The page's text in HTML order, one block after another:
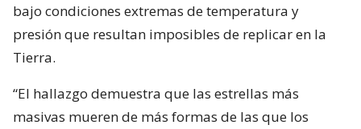
bajo condiciones extremas de temperatura y
presión que resultan imposibles de replicar en la
Tierra.
“El hallazgo demuestra que las estrellas más
masivas mueren de más formas de las que los